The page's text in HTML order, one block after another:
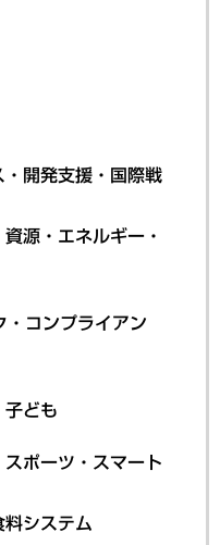
開発支援・国際戦
源・エネルギー・
・コンプライアン
子ども
ポーツ・スマート
料システム